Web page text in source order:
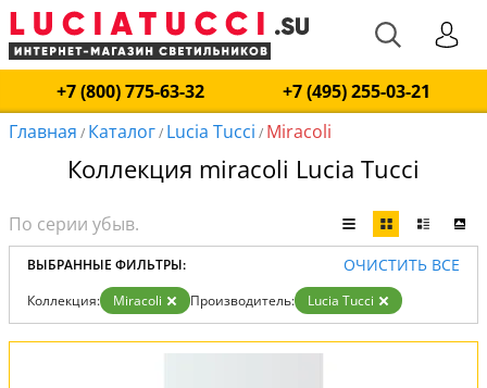
+7 (800) 775-63-32
+7 (495) 255-03-21
Главная / Каталог/ Lucia Tucci / Miracoli
Коллекция miracoli Lucia Tucci
ВЫБРАННЫЕ ФИЛЬТРЫ: ОЧИСТИТЬ ВСЕ
Коллекция: Miracoli Производитель: Lucia Tucci